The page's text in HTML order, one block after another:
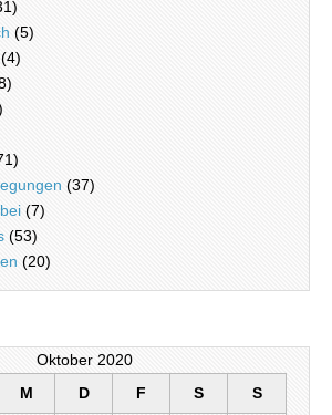
(5)
(4)
(37)
(7)
(53)
(20)
Oktober 2020
M D F S S